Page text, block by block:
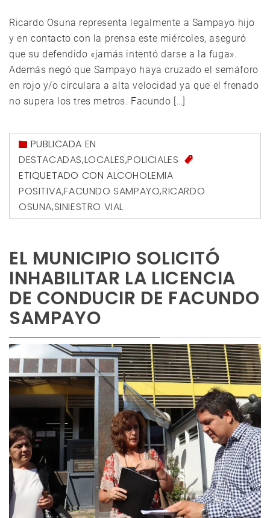
Ricardo Osuna representa legalmente a Sampayo hijo
y en contacto con la prensa este miércoles, aseguró
que su defendido «jamás intentó darse a la fuga».
Además negó que Sampayo haya cruzado el semáforo
en rojo y/o circulara a alta velocidad ya que el frenado
no supera los tres metros. Facundo […]
PUBLICADA EN
DESTACADAS,LOCALES,POLICIALES
ETIQUETADO CON ALCOHOLEMIA
POSITIVA,FACUNDO SAMPAYO,RICARDO
OSUNA,SINIESTRO VIAL
EL MUNICIPIO SOLICITÓ
INHABILITAR LA LICENCIA
DE CONDUCIR DE FACUNDO
SAMPAYO